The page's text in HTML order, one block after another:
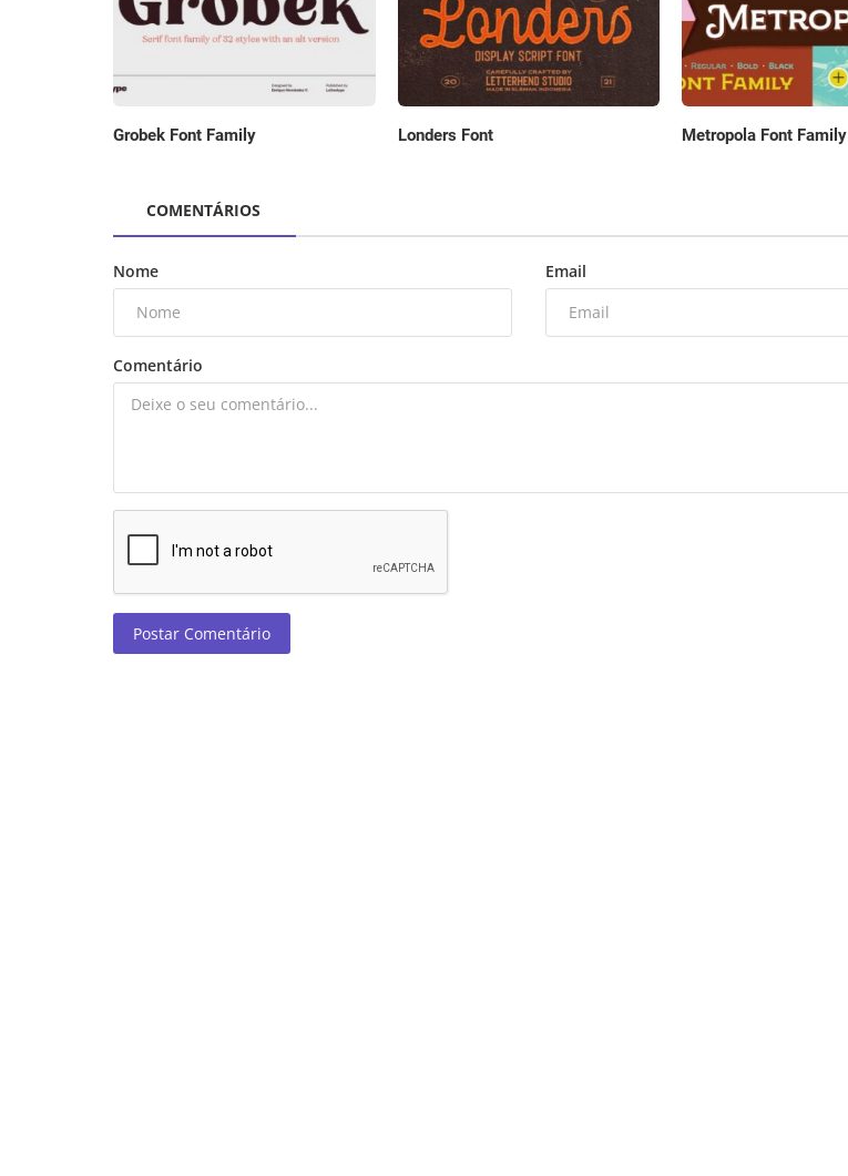
Grobek Font Family Londers Font Metropola Font Family
COMENTÁRIOS
Nome Email
Comentário
Postar Comentário